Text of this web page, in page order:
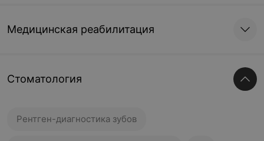
Медицинская реабилитация
Стоматология
Рентген-диагностика зубов